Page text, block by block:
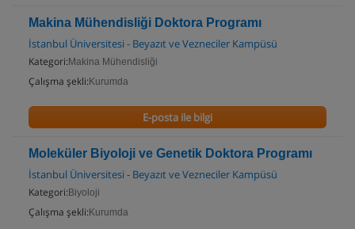
Makina Mühendisliği Doktora Programı
İstanbul Üniversitesi - Beyazıt ve Vezneciler Kampüsü
Kategori: Makina Mühendisliği
Çalışma şekli: Kurumda
E-posta ile bilgi
Moleküler Biyoloji ve Genetik Doktora Programı
İstanbul Üniversitesi - Beyazıt ve Vezneciler Kampüsü
Kategori: Biyoloji
Çalışma şekli: Kurumda